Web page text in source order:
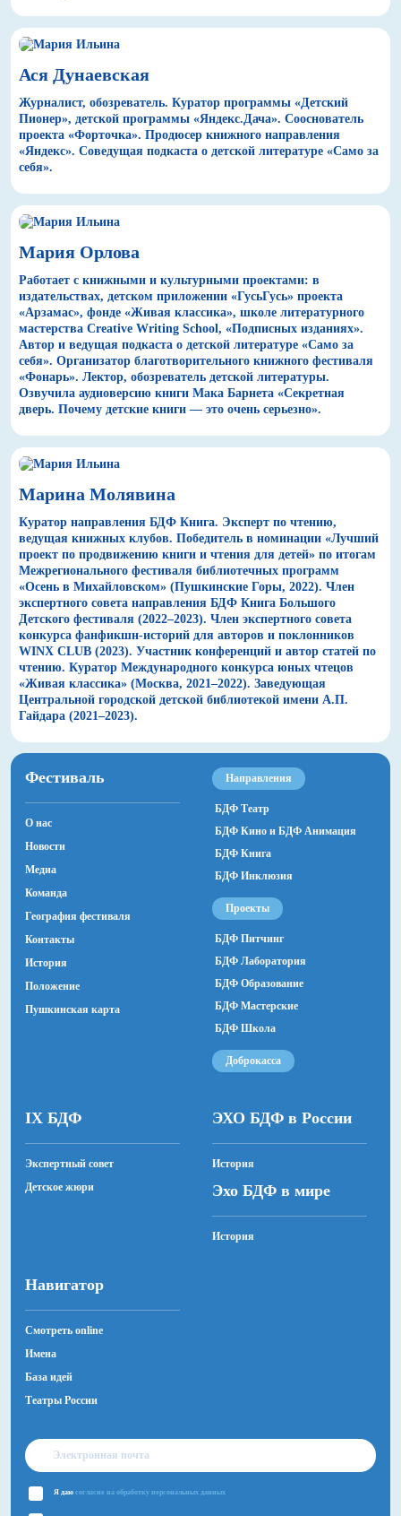
Ася Дунаевская
Журналист, обозреватель. Куратор программы «Детский
Пионер», детской программы «Яндекс.Дача». Сооснователь
проекта «Форточка». Продюсер книжного направления
«Яндекс». Соведущая подкаста о детской литературе «Само за
себя».
Мария Орлова
Работает с книжными и культурными проектами: в
издательствах, детском приложении «ГусьГусь» проекта
«Арзамас», фонде «Живая классика», школе литературного
мастерства Creative Writing School, «Подписных изданиях».
Автор и ведущая подкаста о детской литературе «Само за
себя». Организатор благотворительного книжного фестиваля
«Фонарь». Лектор, обозреватель детской литературы.
Озвучила аудиоверсию книги Мака Барнета «Секретная
дверь. Почему детские книги — это очень серьезно».
Марина Молявина
Куратор направления БДФ Книга. Эксперт по чтению,
ведущая книжных клубов. Победитель в номинации «Лучший
проект по продвижению книги и чтения для детей» по итогам
Межрегионального фестиваля библиотечных программ
«Осень в Михайловском» (Пушкинские Горы, 2022). Член
экспертного совета направления БДФ Книга Большого
Детского фестиваля (2022–2023). Член экспертного совета
конкурса фанфикшн-историй для авторов и поклонников
WINX CLUB (2023). Участник конференций и автор статей по
чтению. Куратор Международного конкурса юных чтецов
«Живая классика» (Москва, 2021–2022). Заведующая
Центральной городской детской библиотекой имени А.П.
Гайдара (2021–2023).
Фестиваль
О нас
Новости
Медиа
Команда
География фестиваля
Контакты
История
Положение
Пушкинская карта
Направления
БДФ Театр
БДФ Кино и БДФ Анимация
БДФ Книга
БДФ Инклюзия
Проекты
БДФ Питчинг
БДФ Лаборатория
БДФ Образование
БДФ Мастерские
БДФ Школа
Доброкасса
IX БДФ
Экспертный совет
Детское жюри
ЭХО БДФ в России
История
Эхо БДФ в мире
История
Навигатор
Смотреть online
Имена
База идей
Театры России
Я даю согласие на обработку персональных данных